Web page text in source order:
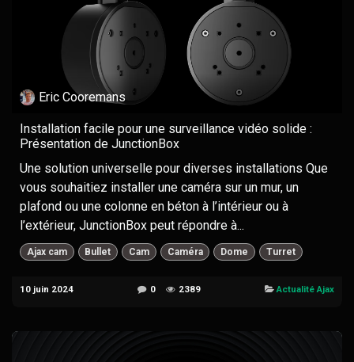
Eric Cooremans
Installation facile pour une surveillance vidéo solide :
Présentation de JunctionBox
Une solution universelle pour diverses installations Que
vous souhaitiez installer une caméra sur un mur, un
plafond ou une colonne en béton à l’intérieur ou à
l’extérieur, JunctionBox peut répondre à...
Ajax cam Bullet Cam Caméra Dome Turret
10 juin 2024 0 2389 Actualité Ajax